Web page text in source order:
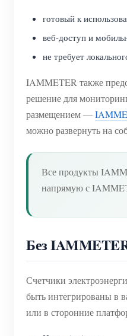
готовый к
веб-доступ и
не требует
IAMMETER также
решение для
размещением —
можно развернуть на
Все продукты
напрямую с
Без
Счетчики
быть интегрированы в
или в сторонние